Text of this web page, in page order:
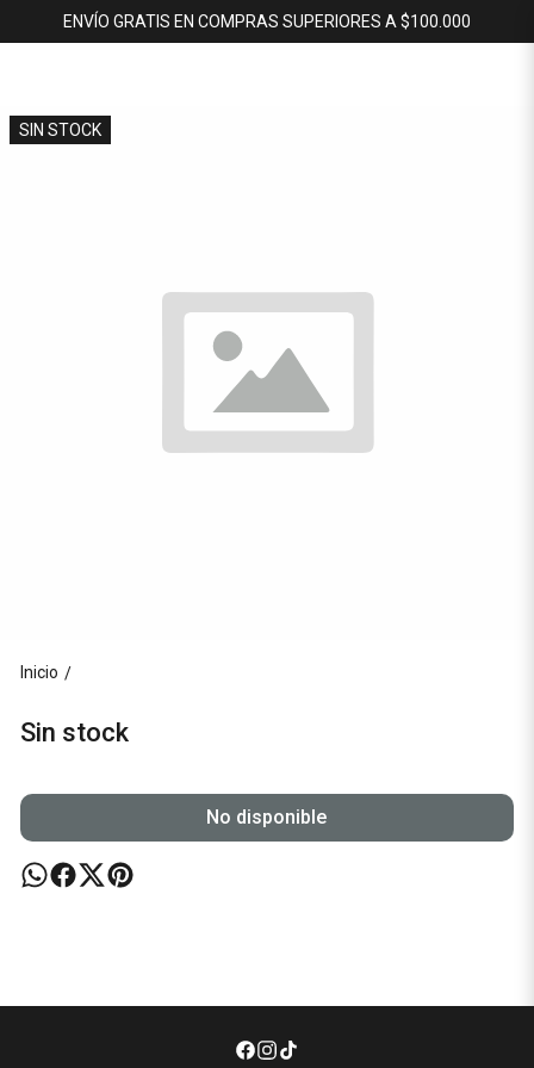
ENVÍO GRATIS EN COMPRAS SUPERIORES A $100.000
SIN STOCK
Inicio /
Sin stock
No disponible